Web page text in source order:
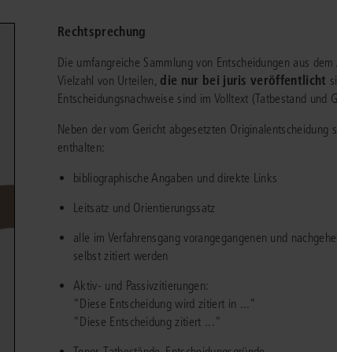
Finden Sie Lösungen und Inhalte, die zu Ihrem Fachgebiet passen.
Arbeitsrecht
Außenwirtschaftsrecht
Bankrecht
Compliance
Datenschutzrecht
Familienrecht
Handels- und Gesellschaftsrecht
Insolvenzrecht
IT-und Medienrecht
Notare
JURIS BUSINESS
Praxisnah und intuitiv: Schutz vor rechtlichen
Risikenfür Unternehmen, Institutionen
und Steuerberater.
mehr erfahren
(Mo-Do 9-18 Uhr, Fr 9-17 Uhr).
für eine erste Produktempfehlung.
Unternehmen
Referendariat
WEITERE SERVICES
FAQ
Veranstaltungen
juris PraxisReporte
(Mo-Fr 8-18 Uhr).
Rechtsprechung
Die umfangreiche Sammlung von Entscheidungen aus
Vielzahl von Urteilen, die nur bei juris veröffentlicht
Entscheidungsnachweise sind im Volltext (Tatbestand und
Neben der vom Gericht abgesetzten Originalentscheidung
enthalten:
bibliographische Angaben und direkte Links
Leitsatz und Orientierungssatz
alle im Verfahrensgang vorangegangenen und
selbst zitiert werden
Aktiv- und Passivzitierungen:
"Diese Entscheidung wird zitiert in ..."
"Diese Entscheidung zitiert ..."